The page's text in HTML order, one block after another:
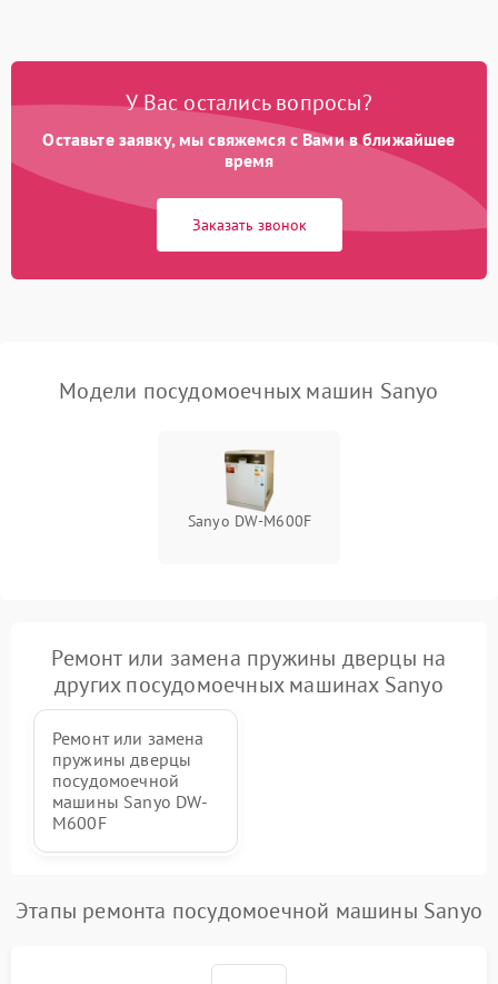
Проблемы с набором
Не работает сушилка 2100 ₽ Подробнее →
Сбои в работе таймера 1700 ₽
У Вас остались вопросы?
Оставьте заявку, мы свяжемся с Вами в ближайшее
время
Заказать звонок
Модели посудомоечных машин Sanyo
Sanyo DW-M600F
Ремонт или замена пружины дверцы на
других посудомоечных машинах Sanyo
Ремонт или замена
пружины дверцы
посудомоечной
машины Sanyo DW-
M600F
Этапы ремонта посудомоечной машины Sanyo